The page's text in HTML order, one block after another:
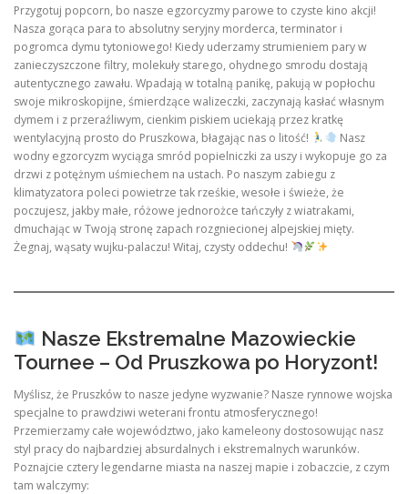
Przygotuj popcorn, bo nasze egzorcyzmy parowe to czyste kino akcji!
Nasza gorąca para to absolutny seryjny morderca, terminator i
pogromca dymu tytoniowego! Kiedy uderzamy strumieniem pary w
zanieczyszczone filtry, molekuły starego, ohydnego smrodu dostają
autentycznego zawału. Wpadają w totalną panikę, pakują w popłochu
swoje mikroskopijne, śmierdzące walizeczki, zaczynają kasłać własnym
dymem i z przeraźliwym, cienkim piskiem uciekają przez kratkę
wentylacyjną prosto do Pruszkowa, błagając nas o litość!
Nasz
wodny egzorcyzm wyciąga smród popielniczki za uszy i wykopuje go za
drzwi z potężnym uśmiechem na ustach. Po naszym zabiegu z
klimatyzatora poleci powietrze tak rześkie, wesołe i świeże, że
poczujesz, jakby małe, różowe jednorożce tańczyły z wiatrakami,
dmuchając w Twoją stronę zapach rozgniecionej alpejskiej mięty.
Żegnaj, wąsaty wujku-palaczu! Witaj, czysty oddechu!
Nasze Ekstremalne Mazowieckie
Tournee – Od Pruszkowa po Horyzont!
Myślisz, że Pruszków to nasze jedyne wyzwanie? Nasze rynnowe wojska
specjalne to prawdziwi weterani frontu atmosferycznego!
Przemierzamy całe województwo, jako kameleony dostosowując nasz
styl pracy do najbardziej absurdalnych i ekstremalnych warunków.
Poznajcie cztery legendarne miasta na naszej mapie i zobaczcie, z czym
tam walczymy: